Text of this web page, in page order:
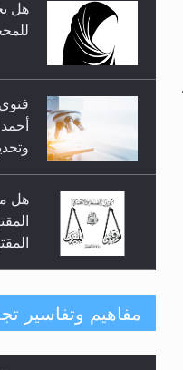
هل
هل
هل
مفاهيم وتفاسير